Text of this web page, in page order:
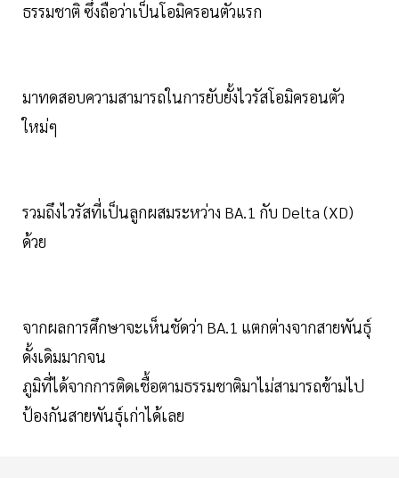
ธรรมชาติ ซึ่งถือว่าเป็นโอมิครอนตัวแรก
มาทดสอบความสามารถในการยับยั้งไวรัสโอมิครอนตัว
ใหม่ๆ
รวมถึงไวรัสที่เป็นลูกผสมระหว่าง BA.1 กับ Delta (XD)
ด้วย
จากผลการศึกษาจะเห็นชัดว่า BA.1 แตกต่างจากสายพันธุ์
ดั้งเดิมมากจน
ภูมิที่ได้จากการติดเชื้อตามธรรมชาติมาไม่สามารถข้ามไป
ป้องกันสายพันธุ์เก่าได้เลย